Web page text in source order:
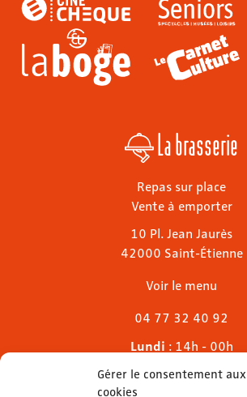
Gérer le consentement aux
cookies
La brasserie
Repas sur place
Vente à emporter
10 Pl. Jean Jaurès
42000 Saint-Étienne
Voir le menu
04 77 32 40 92
Lundi : 14h - 00h
Mardi & mercredi
Jeudi